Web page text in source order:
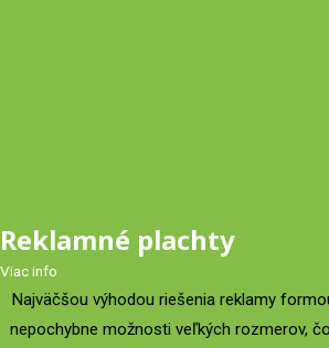
Reklamné plachty
Viac info
Najväčšou výhodou riešenia reklamy
nepochybne možnosti veľkých rozmerov,